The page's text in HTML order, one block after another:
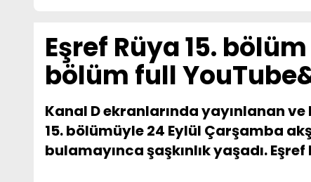
Eşref Rüya 15.
bölüm full
Kanal D ekranlarında yayınlanan
15. bölümüyle 24 Eylül Çarşamba
bulamayınca şaşkınlık yaşadı.